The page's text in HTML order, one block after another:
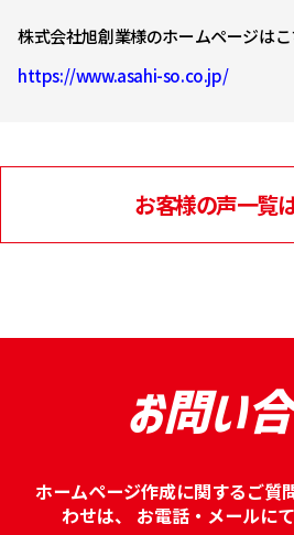
株式会社旭創業様のホームページはこ
https://www.asahi-so.co.jp/
お客様の声一覧
お問い
ホームページ作成に関するご質
わせは、
お電話・メールに